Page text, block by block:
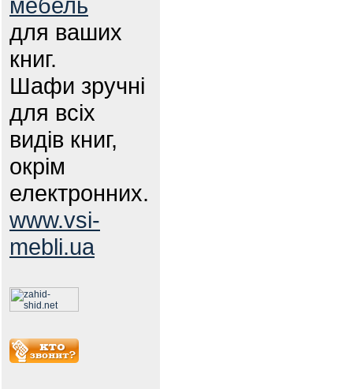
для ваших
книг.
Шафи зручні
для всіх
видів книг,
окрім
електронних.
www.vsi-
mebli.ua